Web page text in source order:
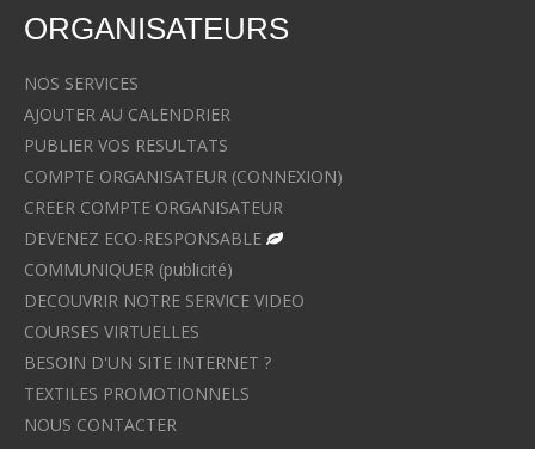
ORGANISATEURS
NOS SERVICES
AJOUTER AU CALENDRIER
PUBLIER VOS RESULTATS
COMPTE ORGANISATEUR (CONNEXION)
CREER COMPTE ORGANISATEUR
DEVENEZ ECO-RESPONSABLE
COMMUNIQUER (publicité)
DECOUVRIR NOTRE SERVICE VIDEO
COURSES VIRTUELLES
BESOIN D'UN SITE INTERNET ?
TEXTILES PROMOTIONNELS
NOUS CONTACTER